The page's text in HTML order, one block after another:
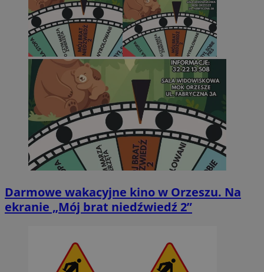
Darmowe wakacyjne kino w Orzeszu. Na
ekranie „Mój brat niedźwiedź 2”